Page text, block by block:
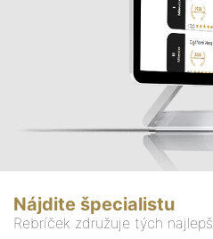
Nájdite špecialistu
Rebríček združuje tých